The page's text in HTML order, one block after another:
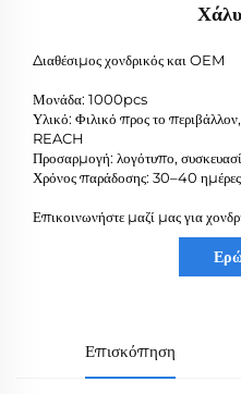
Διαθέσιμος χονδρικός και OEM
Μονάδα: 1000pcs
Υλικό: Φιλικό προς το
REACH
Προσαρμογή: λογότυπο,
Χρόνος παράδοσης: 30–40 ημέρες
Επικοινωνήστε μαζί μας για
Επισκόπηση